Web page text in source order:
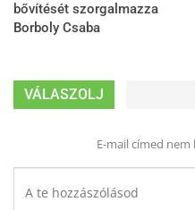
bővítését szorgalmazza
Borboly Csaba
VÁLASZOLJ
E-mail címed